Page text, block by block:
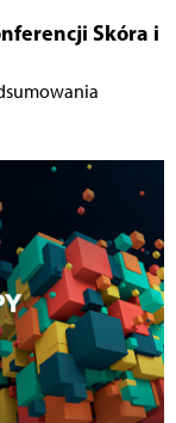
Skóra i